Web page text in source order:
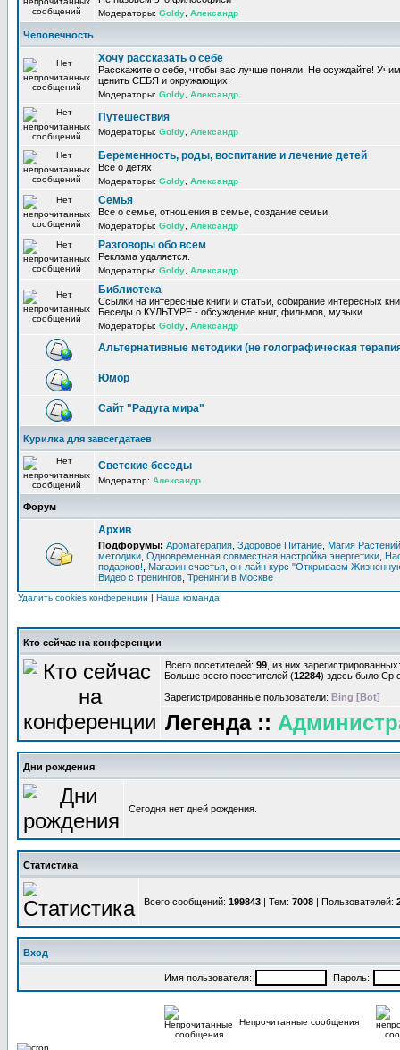
Модераторы: Goldy Александр
Человечность
Хочу рассказать о себе
Расскажите о себе, чтобы вас лучше поняли. Не осуждайте!
ценить СЕБЯ и окружающих.
Модераторы: Goldy Александр
Путешествия
Модераторы: Goldy Александр
Беременность, роды, воспитание и лечение детей
Все о детях
Модераторы: Goldy Александр
Семья
Все о семье, отношения в семье, создание семьи.
Модераторы: Goldy Александр
Разговоры обо всем
Реклама удаляется.
Модераторы: Goldy Александр
Библиотека
Ссылки на интересные книги и статьи, собирание интересных
Беседы о КУЛЬТУРЕ - обсуждение книг, фильмов, музыки.
Модераторы: Goldy Александр
Альтернативные методики (не голографическая
Юмор
Сайт "Радуга мира"
Курилка для завсегдатаев
Светские беседы
Модератор: Александр
Форум
Архив
Подфорумы: Ароматерапия Здоровое Питание Магия Растений
методики Одновременная совместная настройка энергетики
подарков!
Магазин счастья он-лайн курс "Открываем
Видео с тренингов Тренинги в Москве
Удалить cookies конференции | Наша команда
Кто сейчас на конференции
Всего посетителей: 99 , из них
Больше всего посетителей (12284) здесь было Ср
Зарегистрированные пользователи: Bing [Bot]
Легенда ::
Дни рождения
Сегодня нет дней рождения.
Статистика
Всего сообщений: 199843 | Тем: 7008 | Пользователей:
Вход
Имя пользователя: Пароль:
Непрочитанные сообщения